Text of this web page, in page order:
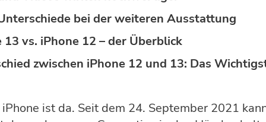
bei der weiteren Ausstattung
13 vs. iPhone 12 – der Überblick
zwischen iPhone 12 und 13: Das
ist da. Seit dem 24. September 2021